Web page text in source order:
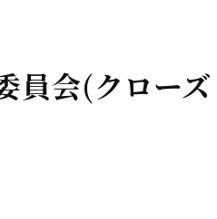
員会(クロー